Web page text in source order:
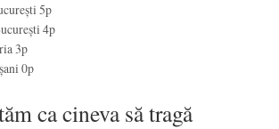
5p
4p
3p
0p
ca cineva să tragă